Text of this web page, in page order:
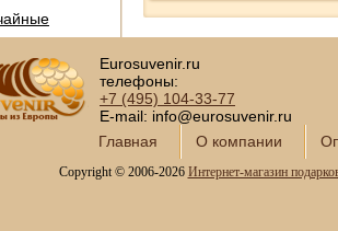
скульптуры
из бронзы
Eurosuvenir.ru
телефоны:
+7 (495) 104-33-77
E-mail: info@eurosuvenir.ru
Главная
О компании
Copyright © 2006-2026 Интернет-магазин